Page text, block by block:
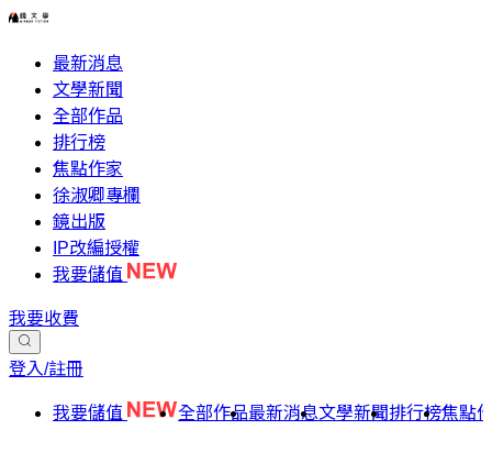
最新消息
文學新聞
全部作品
排行榜
焦點作家
徐淑卿專欄
鏡出版
IP改編授權
我要儲值
我要收費
登入/註冊
我要儲值 全部作品最新消息文學新聞排行榜焦點